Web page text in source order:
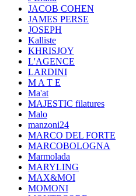
JACOB COHEN
JAMES PERSE
JOSEPH
Kalliste
KHRISJOY
L'AGENCE
LARDINI
M A T E
Ma'at
MAJESTIC filatures
Malo
manzoni24
MARCO DEL FORTE
MARCOBOLOGNA
Marmolada
MARYLING
MAX&MOI
MOMONI